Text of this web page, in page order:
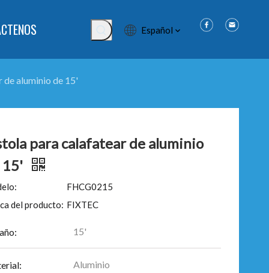
Español
aluminio de 15'
para calafatear de aluminio
15'
FHCG0215
del producto: FIXTEC
15'
Aluminio